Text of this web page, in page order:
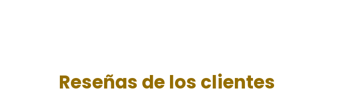
Reseñas de los clientes